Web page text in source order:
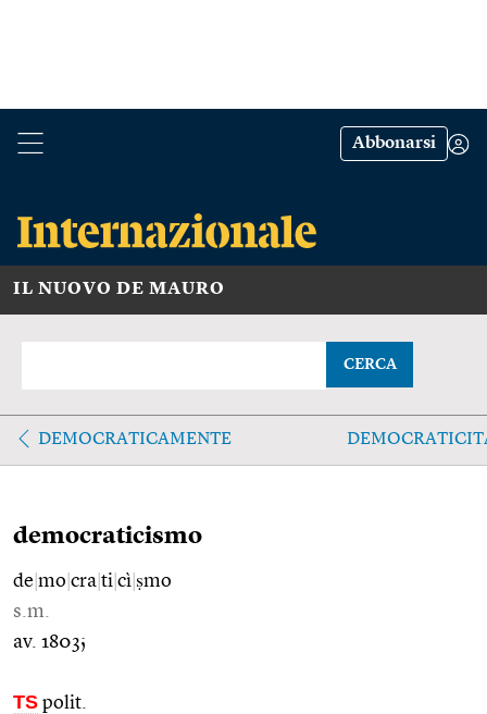
Abbonarsi
IL NUOVO DE MAURO
CERCA
DEMOCRATICAMENTE
democraticismo
de mo cra ti cì ṣmo
s.m.
av. 1803;
TS polit.